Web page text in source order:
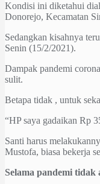
Kondisi ini diketahui
Donorejo, Kecamatan
Sedangkan kisahnya
Senin (15/2/2021).
Dampak pandemi
sulit.
Betapa tidak , untuk
“HP saya gadaikan Rp
Santi harus
Mustofa, biasa bekerja
Selama pandemi tidak